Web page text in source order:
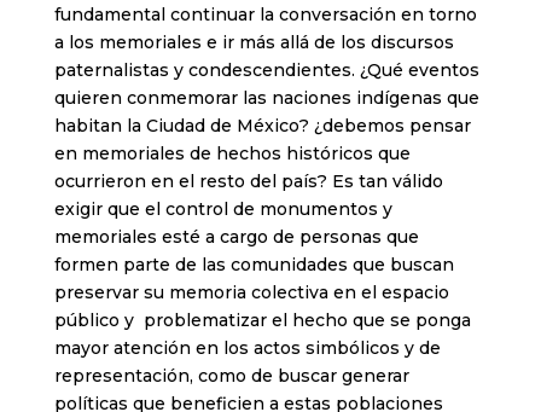
fundamental continuar la conversación en torno
a los memoriales e ir más allá de los discursos
paternalistas y condescendientes. ¿Qué eventos
quieren conmemorar las naciones indígenas que
habitan la Ciudad de México? ¿debemos pensar
en memoriales de hechos históricos que
ocurrieron en el resto del país? Es tan válido
exigir que el control de monumentos y
memoriales esté a cargo de personas que
formen parte de las comunidades que buscan
preservar su memoria colectiva en el espacio
público y problematizar el hecho que se ponga
mayor atención en los actos simbólicos y de
representación, como de buscar generar
políticas que beneficien a estas poblaciones